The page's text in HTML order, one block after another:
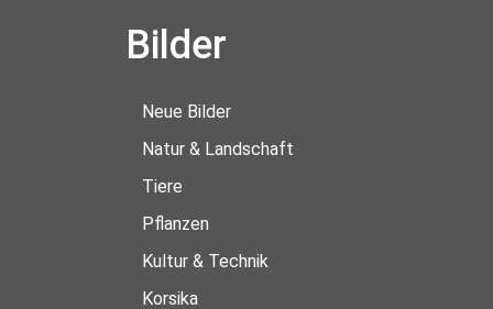
Bilder
Neue Bilder
Natur & Landschaft
Tiere
Pflanzen
Kultur & Technik
Korsika